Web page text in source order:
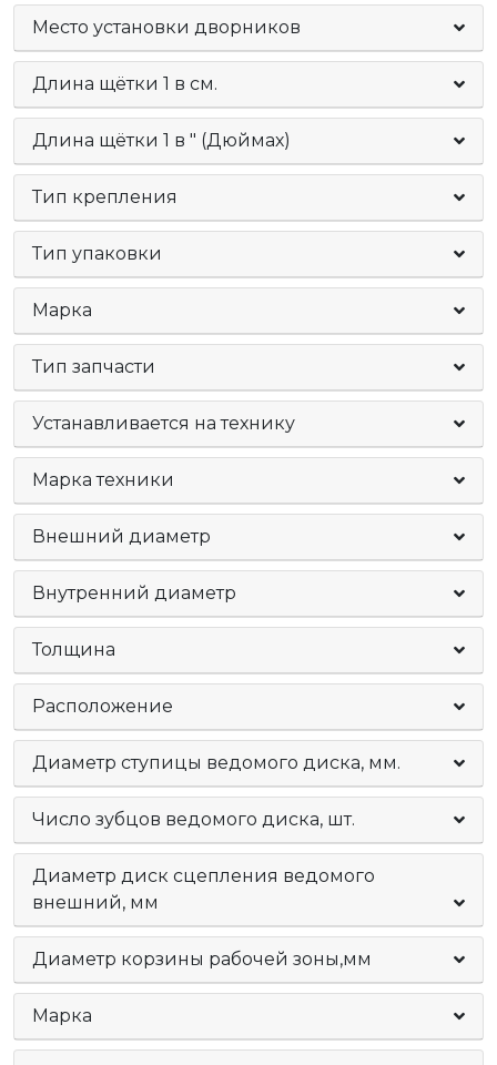
Место установки дворников
Длина щётки 1 в см.
Длина щётки 1 в " (Дюймах)
Тип крепления
Тип упаковки
Марка
Тип запчасти
Устанавливается на технику
Марка техники
Внешний диаметр
Внутренний диаметр
Толщина
Расположение
Диаметр ступицы ведомого диска, мм.
Число зубцов ведомого диска, шт.
Диаметр диск сцепления ведомого
внешний, мм
Диаметр корзины рабочей зоны,мм
Марка